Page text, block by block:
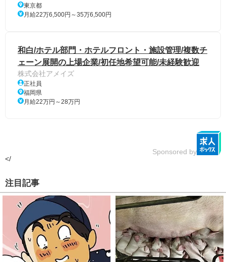
東京都
月給22万6,500円～35万6,500円
和白/ホテル部門・ホテルフロント・施設管理/複数チ
ェーン展開の上場企業/初任地希望可能/未経験歓迎
株式会社アメイズ
正社員
福岡県
月給22万円～28万円
Sponsored by
</
注目記事